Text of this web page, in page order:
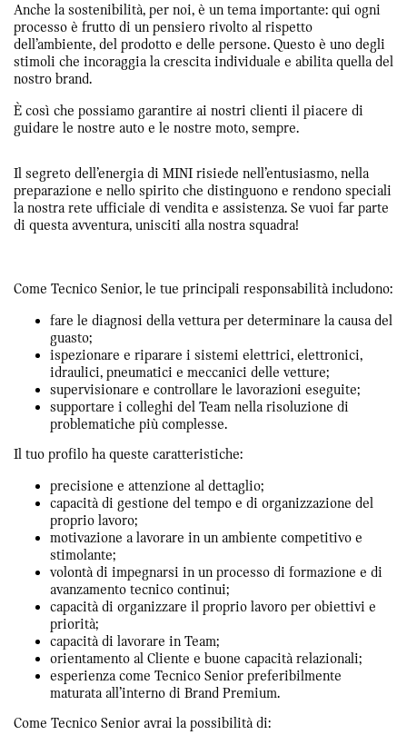
Anche la sostenibilità, per noi, è un tema importante: qui ogni
processo è frutto di un pensiero rivolto al rispetto
dell’ambiente, del prodotto e delle persone. Questo è uno degli
stimoli che incoraggia la crescita individuale e abilita quella del
nostro brand.
È così che possiamo garantire ai nostri clienti il piacere di
guidare le nostre auto e le nostre moto, sempre.
Il segreto dell’energia di MINI risiede nell’entusiasmo, nella
preparazione e nello spirito che distinguono e rendono speciali
la nostra rete ufficiale di vendita e assistenza. Se vuoi far parte
di questa avventura, unisciti alla nostra squadra!
Come Tecnico Senior, le tue principali responsabilità includono:
fare le diagnosi della vettura per determinare la causa del
guasto;
ispezionare e riparare i sistemi elettrici, elettronici,
idraulici, pneumatici e meccanici delle vetture;
supervisionare e controllare le lavorazioni eseguite;
supportare i colleghi del Team nella risoluzione di
problematiche più complesse.
Il tuo profilo ha queste caratteristiche:
precisione e attenzione al dettaglio;
capacità di gestione del tempo e di organizzazione del
proprio lavoro;
motivazione a lavorare in un ambiente competitivo e
stimolante;
volontà di impegnarsi in un processo di formazione e di
avanzamento tecnico continui;
capacità di organizzare il proprio lavoro per obiettivi e
priorità;
capacità di lavorare in Team;
orientamento al Cliente e buone capacità relazionali;
esperienza come Tecnico Senior preferibilmente
maturata all’interno di Brand Premium.
Come Tecnico Senior avrai la possibilità di: